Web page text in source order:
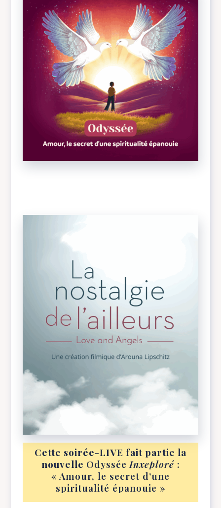
Cette soirée-LIVE fait partie la
nouvelle Odyssée Inxeploré:
« Amour, le secret d’une
spiritualité épanouie »